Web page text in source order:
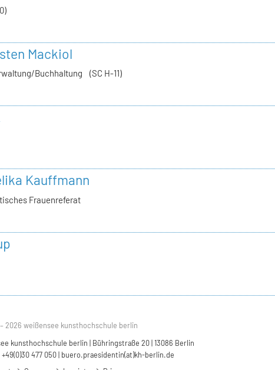
Mackiol
Buchhaltung (SC H-11)
Kauffmann
Frauenreferat
2026 weißensee kunsthochschule berlin
kunsthochschule berlin | Bühringstraße 20 | 13086 Berlin
477 050 | buero.praesidentin(at)kh-berlin.de